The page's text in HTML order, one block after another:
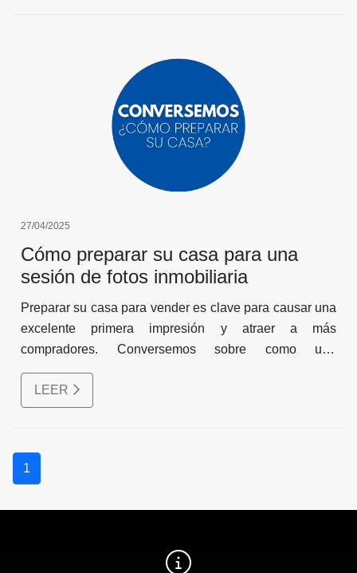
27/04/2025
Cómo preparar su casa para una
sesión de fotos inmobiliaria
Preparar su casa para vender es clave para causar una
excelente primera impresión y atraer a más
compradores. Conversemos sobre como una
presentación cuidada, tanto en las fotografías como en
las visitas presenciales, puede acelerar el proceso de
venta y aumentar el valor percibido de su propiedad.
LEER
1